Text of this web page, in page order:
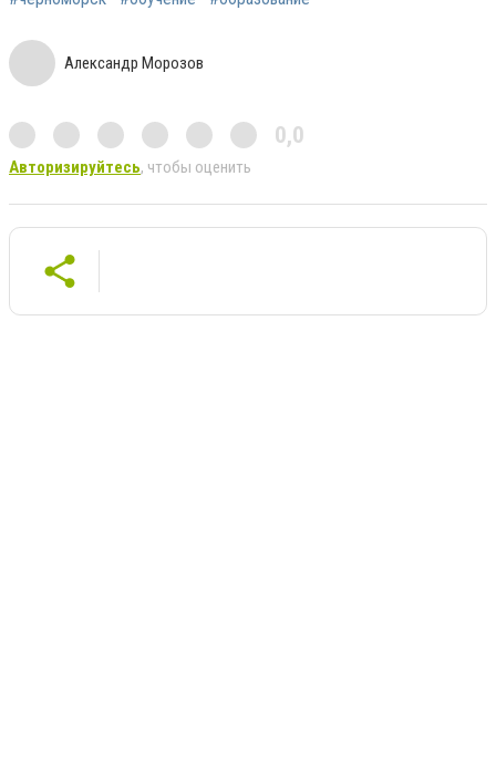
Александр Морозов
0,0
Авторизируйтесь, чтобы оценить